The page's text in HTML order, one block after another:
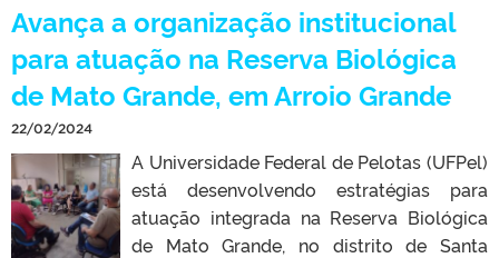
Avança a organização institucional
para atuação na Reserva Biológica
de Mato Grande, em Arroio Grande
22/02/2024
A Universidade Federal de Pelotas (UFPel)
está desenvolvendo estratégias para
atuação integrada na Reserva Biológica
de Mato Grande, no distrito de Santa